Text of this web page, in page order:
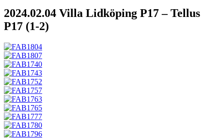
2024.02.04 Villa Lidköping P17 – Tellus
P17 (1-2)